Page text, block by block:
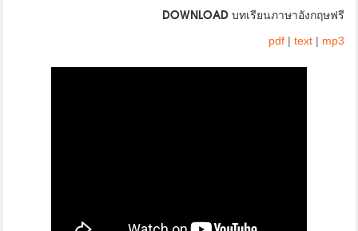
DOWNLOAD บทเรียนภาษาอังกฤษฟรี
pdf| text| mp3